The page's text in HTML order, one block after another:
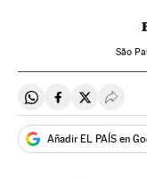
São
Compartir en
Compartir en
Compartir
Añadir EL PAÍS en